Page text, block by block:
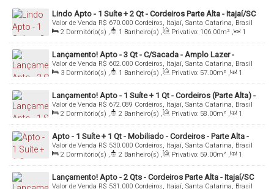
Agende uma visita ao imóvel!
Lindo Apto - 1 Suíte + 2 Qt - Cordeiros Parte Alta - Itajaí/SC
R$ 670.000
Valor de Venda
Cordeiros, Itajaí, Santa Catarina, Brasil
2 Dormitório(s) , 1 Banheiro(s) , Privativo: 106.00m² ,
1
Sala(s) , 1 Suíte(s) , 2 Vaga(s) , Útil: 106.00m²
Lançamento! Apto - 3 Qt - C/Sacada - Amplo Lazer -
Cordeiros Parte Alta - Itajaí/SC
R$ 602.000
Valor de Venda
Cordeiros, Itajaí, Santa Catarina, Brasil
3 Dormitório(s) , 1 Banheiro(s) , Privativo: 57.00m² ,
1
Sala(s) , Total: 102.00~ 1022.00m² , 1 Vaga(s)
Lançamento! Apto - 1 Suíte + 1 Qt - Cordeiros (Parte Alta) -
Itajaí/SC
R$ 672.089
Valor de Venda
Cordeiros, Itajaí, Santa Catarina, Brasil
2 Dormitório(s) , 2 Banheiro(s) , Privativo: 58.00m² ,
1
Sala(s) , 1 Suíte(s) , 1 Vaga(s) , Útil: 58.00m²
Apto - 1 Suíte + 1 Qt - Mobiliado - Cordeiros - Parte Alta -
Itajaí/SC
R$ 530.000
Valor de Venda
Cordeiros, Itajaí, Santa Catarina, Brasil
2 Dormitório(s) , 2 Banheiro(s) , Privativo: 59.00m² ,
1
Sala(s) , 1 Suíte(s) , 1 Vaga(s) , Útil: 59.00m²
Lançamento! Apto - 2 Qts - Cordeiros Parte Alta - Itajaí/SC
R$ 531.000
Valor de Venda
Cordeiros, Itajaí, Santa Catarina, Brasil